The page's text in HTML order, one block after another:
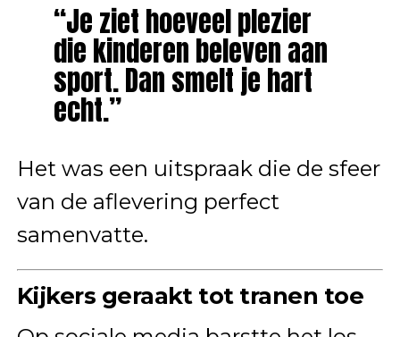
“Je ziet hoeveel plezier
die kinderen beleven aan
sport. Dan smelt je hart
echt.”
Het was een uitspraak die de sfeer
van de aflevering perfect
samenvatte.
Kijkers geraakt tot tranen toe